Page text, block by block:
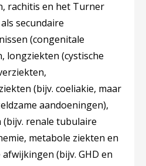
rachitis en het Turner
secundaire
(congenitale
longziekten (cystische
(bijv. coeliakie, maar
aandoeningen),
renale tubulaire
metabole ziekten en
(bijv. GHD en